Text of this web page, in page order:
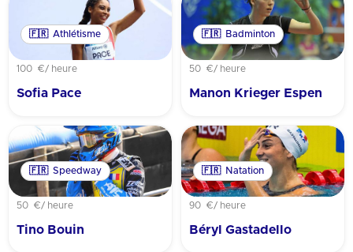
🇫🇷 Athlétisme
100 €/ heure
Sofia Pace
🇫🇷 Badminton
50 €/ heure
Manon Krieger Espen
🇫🇷 Speedway
50 €/ heure
Tino Bouin
🇫🇷 Natation
90 €/ heure
Béryl Gastadello